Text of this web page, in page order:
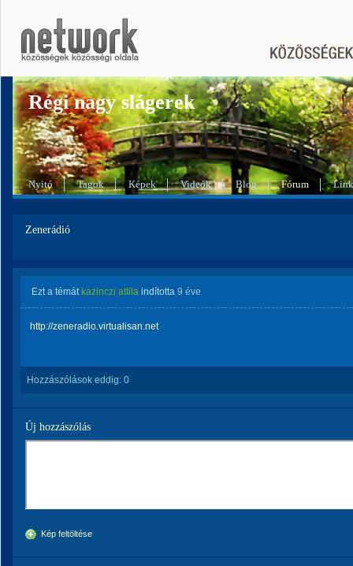
Régi nagy slágerek
Nyitó Tagok Képek Videók Blog Fórum
Zenerádió
Ezt a témát kazinczi attila indította 9 éve
http://zeneradio.virtualisan.net
Hozzászólások eddig: 0
Új hozzászólás
Kép feltöltése